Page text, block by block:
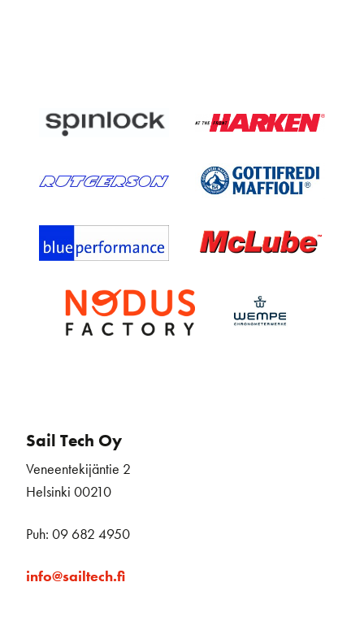
Sail Tech Oy
Veneentekijäntie 2
Helsinki 00210
Puh: 09 682 4950
info@sailtech.fi